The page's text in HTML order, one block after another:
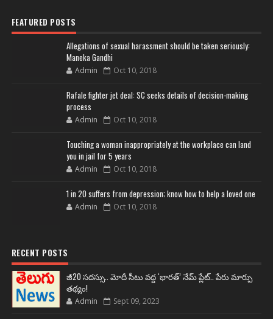
FEATURED POSTS
Allegations of sexual harassment should be taken seriously:
Maneka Gandhi
Admin Oct 10, 2018
Rafale fighter jet deal: SC seeks details of decision-making
process
Admin Oct 10, 2018
Touching a woman inappropriately at the workplace can land
you in jail for 5 years
Admin Oct 10, 2018
1 in 20 suffers from depression; know how to help a loved one
Admin Oct 10, 2018
RECENT POSTS
జీ20 సదస్సు.. మోదీ సీటు వద్ద ‘భారత్’ నేమ్ ప్లేట్‌.. పేరు మార్పు
తథ్యం!
Admin Sept 09, 2023